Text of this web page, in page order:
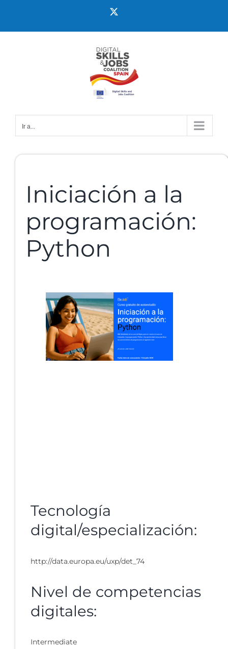
Ir a...
Iniciación a la
programación:
Python
Tecnología
digital/especialización:
http://data.europa.eu/uxp/det_74
Nivel de competencias
digitales:
Intermediate